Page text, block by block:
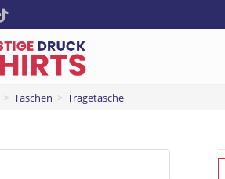
> Taschen > Tragetasche